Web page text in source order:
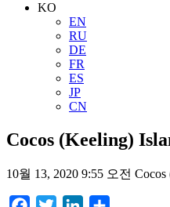
KO
EN
RU
DE
FR
ES
JP
CN
Cocos (Keeling)
10월 13, 2020 9:55 오전 Cocos